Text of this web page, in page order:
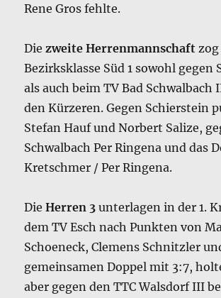
Rene Gros fehlte.
Diezweite Herrenmannschaft
Bezirksklasse Süd 1 sowohl gegen
als auch beim TV Bad Schwalbach
den Kürzeren. Gegen Schierstein
Stefan Hauf und Norbert Salize,
Schwalbach Per Ringena und das
Kretschmer / Per Ringena.
DieHerren 3 unterlagen in der 1.
dem TV Esch nach Punkten von
Schoeneck, Clemens Schnitzler
gemeinsamen Doppel mit 3:7,
aber gegen den TTC Walsdorf III